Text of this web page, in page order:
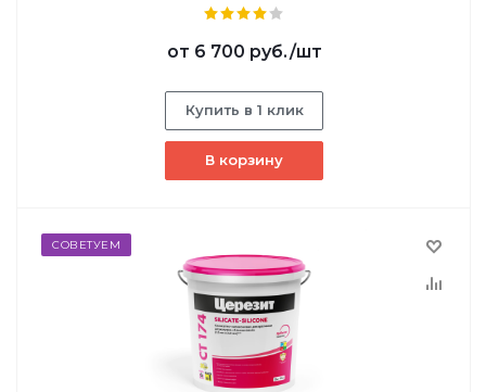
от 6 700 руб./шт
Купить в 1 клик
В корзину
СОВЕТУЕМ